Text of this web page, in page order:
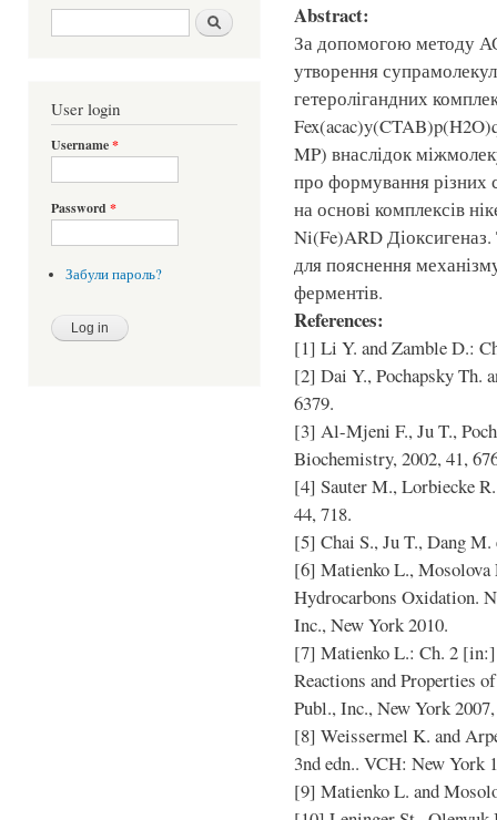
Search form Шукати
User login
Username*
Password *
Забули пароль?
Abstract:
За допомогою методу
утворення
гетеролігандних
MP) внаслідок
про формування різних
на основі комплексів
Ni(Fe)ARD Діоксигеназ.
для пояснення
ферментів.
References:
[1] Li Y. and Zamble D.:
[2] Dai Y., Pochapsky Th.
6379.
[3] Al-Mjeni F., Ju T.,
Biochemistry, 2002, 41,
[4] Sauter M., Lorbiecke
44, 718.
[5] Chai S., Ju T., Dang
[6] Matienko L., Mosolova
Hydrocarbons Oxidation.
Inc., New York 2010.
[7] Matienko L.: Ch. 2
Reactions and Properties
Publ., Inc., New York
[8] Weissermel K. and
3nd edn.. VCH: New York
[9] Matienko L. and